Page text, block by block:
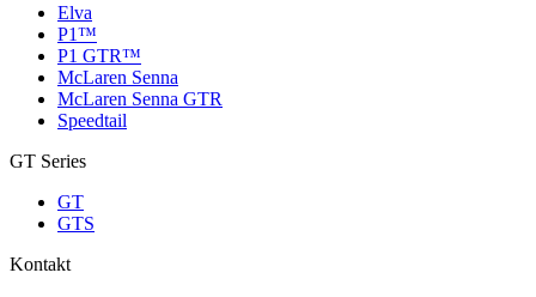
Elva
P1™
P1 GTR™
McLaren Senna
McLaren Senna GTR
Speedtail
GT Series
GT
GTS
Kontakt